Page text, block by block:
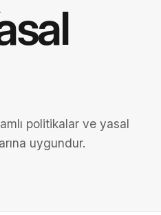
politikalar ve yasal
uygundur.